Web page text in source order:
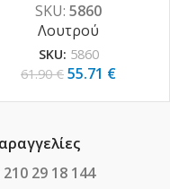
SKU: 5860
Λουτρού
SKU: 5860
61.90€ 55.71 €
210 29 18 144